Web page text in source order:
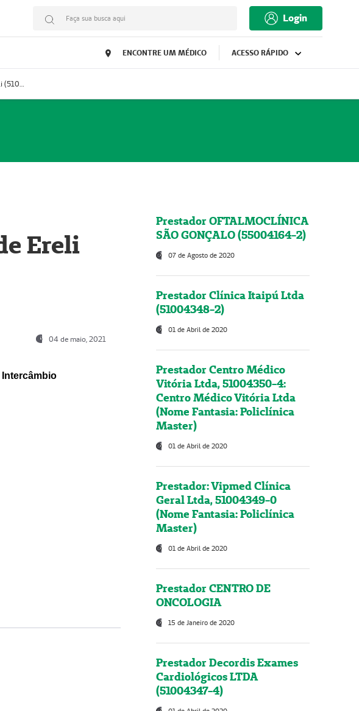
Faça sua busca aqui Login
ENCONTRE UM MÉDICO ACESSO RÁPIDO
Prestador Essencial Gestão em Saúde Ereli (51004354-7)
Ereli
04 de maio, 2021
Prestador OFTALMOCLÍNICA
SÃO GONÇALO (55004164-2)
07 de Agosto de 2020
Prestador Clínica Itaipú Ltda
(51004348-2)
01 de Abril de 2020
Prestador Centro Médico
Vitória Ltda, 51004350-4:
Centro Médico Vitória Ltda
(Nome Fantasia: Policlínica
Master)
01 de Abril de 2020
Prestador: Vipmed Clínica
Geral Ltda, 51004349-0
(Nome Fantasia: Policlínica
Master)
01 de Abril de 2020
Prestador CENTRO DE
ONCOLOGIA
15 de Janeiro de 2020
Prestador Decordis Exames
Cardiológicos LTDA
(51004347-4)